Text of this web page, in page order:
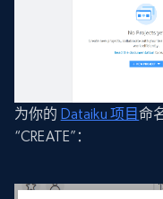
为你的 Dataiku 项目命
“CREATE”：